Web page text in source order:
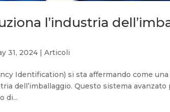
l’industria
31, 2024 |Articoli
Identification) si sta affermando come
dell’imballaggio. Questo sistema
di...